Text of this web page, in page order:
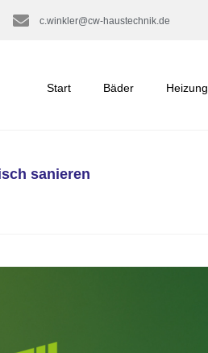
c.winkler@cw-haustechnik.de
Start Bäder Heizung
sanieren